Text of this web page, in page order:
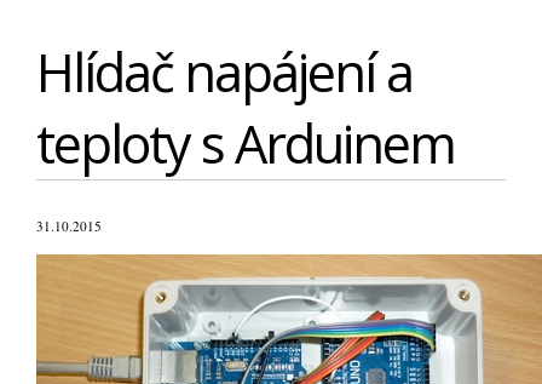
Hlídač napájení a
teploty s Arduinem
31.10.2015